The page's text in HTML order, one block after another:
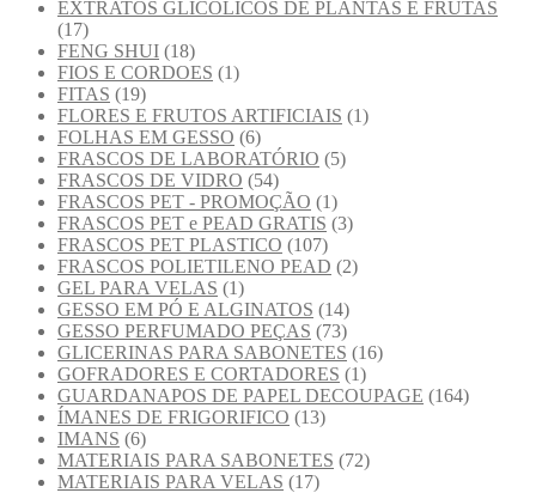
EXTRATOS GLICÓLICOS DE PLANTAS E FRUTAS
(17)
FENG SHUI (18)
FIOS E CORDOES (1)
FITAS (19)
FLORES E FRUTOS ARTIFICIAIS (1)
FOLHAS EM GESSO (6)
FRASCOS DE LABORATÓRIO (5)
FRASCOS DE VIDRO (54)
FRASCOS PET - PROMOÇÃO (1)
FRASCOS PET e PEAD GRATIS (3)
FRASCOS PET PLASTICO (107)
FRASCOS POLIETILENO PEAD (2)
GEL PARA VELAS (1)
GESSO EM PÓ E ALGINATOS (14)
GESSO PERFUMADO PEÇAS (73)
GLICERINAS PARA SABONETES (16)
GOFRADORES E CORTADORES (1)
GUARDANAPOS DE PAPEL DECOUPAGE (164)
ÍMANES DE FRIGORIFICO (13)
IMANS (6)
MATERIAIS PARA SABONETES (72)
MATERIAIS PARA VELAS (17)